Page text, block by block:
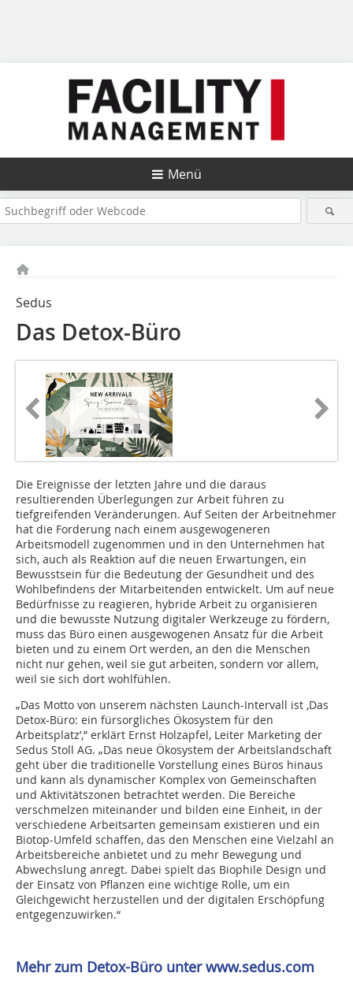
Menü
Sedus
Das Detox-Büro
Die Ereignisse der letzten Jahre und die daraus
resultierenden Überlegungen zur Arbeit führen zu
tiefgreifenden Veränderungen. Auf Seiten der Arbeitnehmer
hat die Forderung nach einem ausgewogeneren
Arbeitsmodell zugenommen und in den Unternehmen hat
sich, auch als Reaktion auf die neuen Erwartungen, ein
Bewusstsein für die Bedeutung der Gesundheit und des
Wohlbefindens der Mitarbeitenden entwickelt. Um auf neue
Bedürfnisse zu reagieren, hybride Arbeit zu organisieren
und die bewusste Nutzung digitaler Werkzeuge zu fördern,
muss das Büro einen ausgewogenen Ansatz für die Arbeit
bieten und zu einem Ort werden, an den die Menschen
nicht nur gehen, weil sie gut arbeiten, sondern vor allem,
weil sie sich dort wohlfühlen.
„Das Motto von unserem nächsten Launch-Intervall ist ‚Das
Detox-Büro: ein fürsorgliches Ökosystem für den
Arbeitsplatz’,” erklärt Ernst Holzapfel, Leiter Marketing der
Sedus Stoll AG. „Das neue Ökosystem der Arbeitslandschaft
geht über die traditionelle Vorstellung eines Büros hinaus
und kann als dynamischer Komplex von Gemeinschaften
und Aktivitätszonen betrachtet werden. Die Bereiche
verschmelzen miteinander und bilden eine Einheit, in der
verschiedene Arbeitsarten gemeinsam existieren und ein
Biotop-Umfeld schaffen, das den Menschen eine Vielzahl an
Arbeitsbereiche anbietet und zu mehr Bewegung und
Abwechslung anregt. Dabei spielt das Biophile Design und
der Einsatz von Pflanzen eine wichtige Rolle, um ein
Gleichgewicht herzustellen und der digitalen Erschöpfung
entgegenzuwirken.“
Mehr zum Detox-Büro unter www.sedus.com